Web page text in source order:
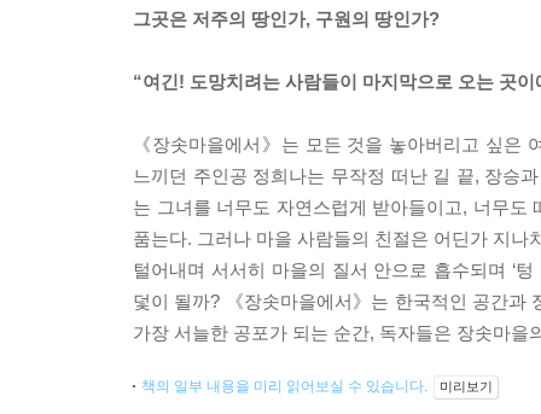
그곳은 저주의 땅인가, 구원의 땅인가?
“여긴! 도망치려는 사람들이 마지막으로 오는 곳이
《장솟마을에서》는 모든 것을 놓아버리고 싶은
느끼던 주인공 정희나는 무작정 떠난 길 끝, 장승
는 그녀를 너무도 자연스럽게 받아들이고, 너무
품는다. 그러나 마을 사람들의 친절은 어딘가 지
털어내며 서서히 마을의 질서 안으로 흡수되며 ‘
덫이 될까? 《장솟마을에서》는 한국적인 공간과
가장 서늘한 공포가 되는 순간, 독자들은 장솟마을
책의 일부 내용을 미리 읽어보실 수 있습니다. 미리보기